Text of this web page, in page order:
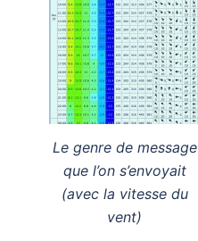
Le genre de message
que l’on s’envoyait
(avec la vitesse du
vent)